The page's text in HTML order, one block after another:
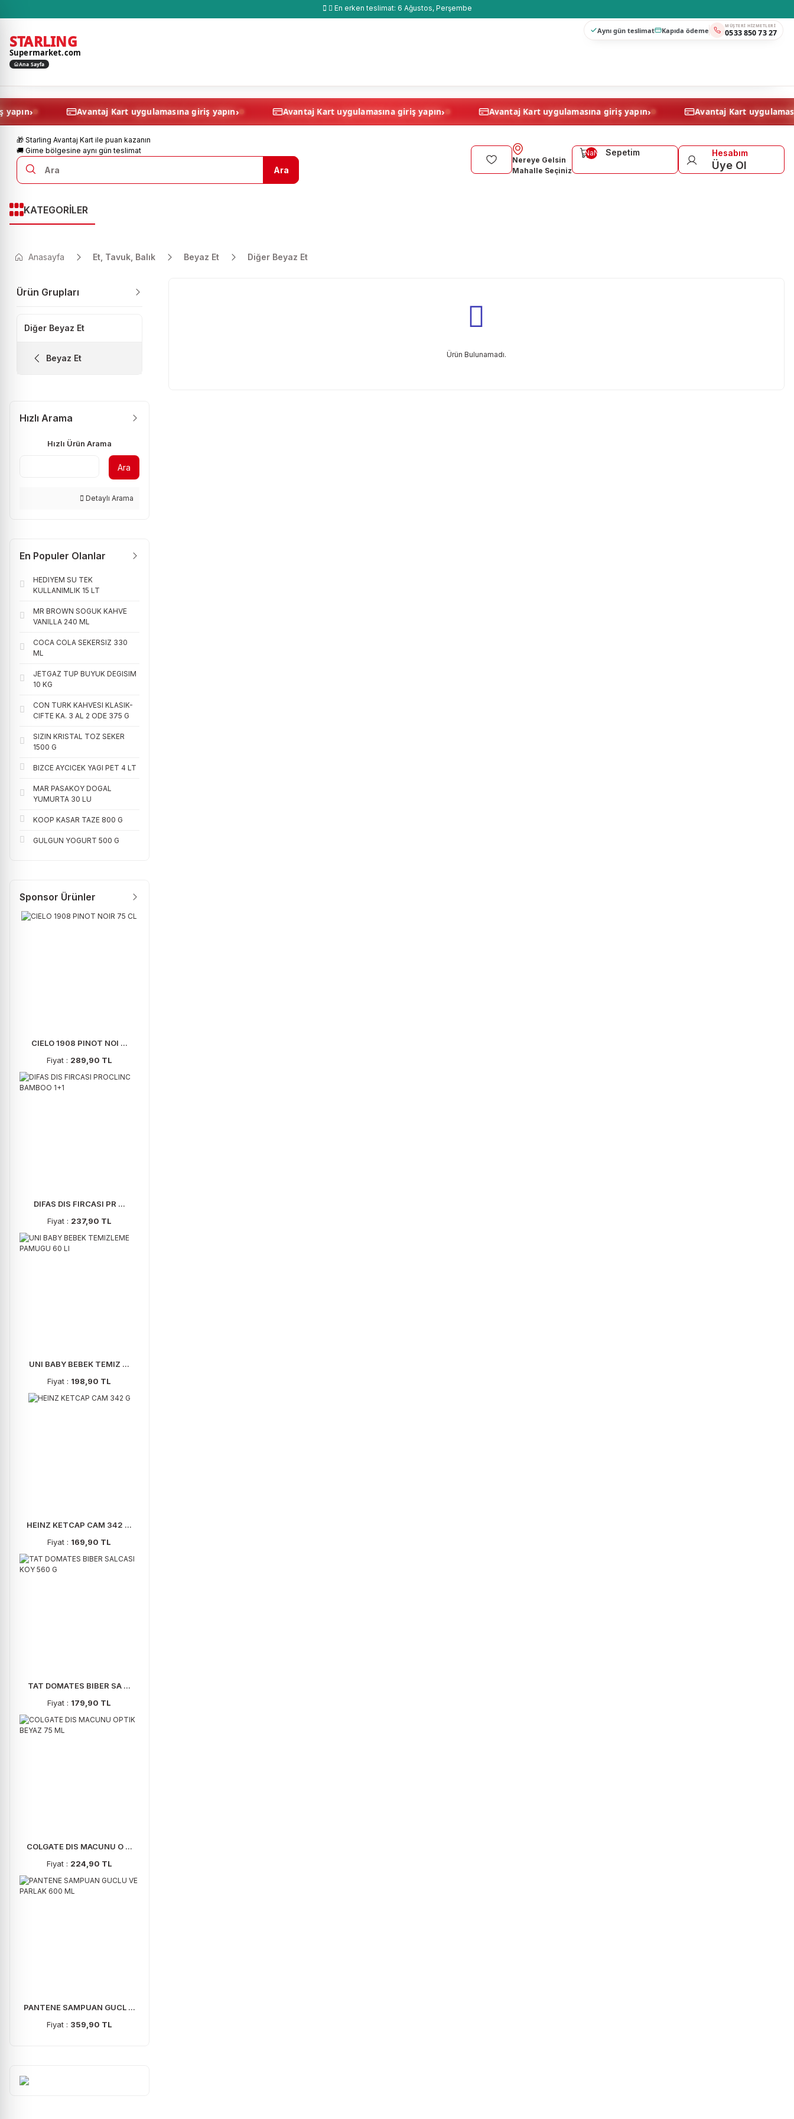
En erken teslimat: 6 Ağustos, Perşembe
STARLING
Supermarket.com
Ana Sayfa
Aynı gün teslimat Kapıda ödeme MÜŞTERI HIZMETLERI
0533 850 73 27
giriş yapın› Avantaj Kart uygulamasına giriş yapın› Avantaj Kart uygulamasına giriş yapın› Avantaj Kart uygulamasına giriş yapın› Avantaj Kart
🎁 Starling Avantaj Kart ile puan kazanın
🚚 Girne bölgesine aynı gün teslimat
Ara
Nereye Gelsin
Mahalle Seçiniz
Sepetim
NaN Hesabım
Üye Ol
KATEGORİLER
Anasayfa Et, Tavuk, Balık Beyaz Et Diğer Beyaz Et
Ürün Grupları
Diğer Beyaz Et
Beyaz Et
Hızlı Arama
Hızlı Ürün Arama
Ara
Detaylı Arama
En Populer Olanlar
HEDIYEM SU TEK
KULLANIMLIK 15 LT
MR BROWN SOGUK KAHVE
VANILLA 240 ML
COCA COLA SEKERSIZ 330
ML
JETGAZ TUP BUYUK DEGISIM
10 KG
CON TURK KAHVESI KLASIK-
CIFTE KA. 3 AL 2 ODE 375 G
SIZIN KRISTAL TOZ SEKER
1500 G
BIZCE AYCICEK YAGI PET 4 LT
MAR PASAKOY DOGAL
YUMURTA 30 LU
KOOP KASAR TAZE 800 G
GULGUN YOGURT 500 G
Sponsor Ürünler
CIELO 1908 PINOT NOI ...
Fiyat : 289,90 TL
DIFAS DIS FIRCASI PR ...
Fiyat : 237,90 TL
UNI BABY BEBEK TEMIZ ...
Fiyat : 198,90 TL
HEINZ KETCAP CAM 342 ...
Fiyat : 169,90 TL
TAT DOMATES BIBER SA ...
Fiyat : 179,90 TL
COLGATE DIS MACUNU O ...
Fiyat : 224,90 TL
PANTENE SAMPUAN GUCL ...
Fiyat : 359,90 TL
Ürün Bulunamadı.